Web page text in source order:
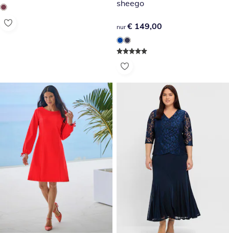
sheego
€ 149,00
nur € 149,00